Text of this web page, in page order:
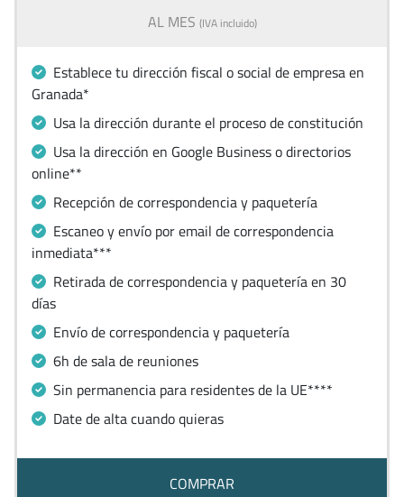
AL MES (IVA incluido)
Establece tu dirección fiscal o social de empresa en
Granada*
Usa la dirección durante el proceso de constitución
Usa la dirección en Google Business o directorios
online**
Recepción de correspondencia y paquetería
Escaneo y envío por email de correspondencia
inmediata***
Retirada de correspondencia y paquetería en 30
días
Envío de correspondencia y paquetería
6h de sala de reuniones
Sin permanencia para residentes de la UE****
Date de alta cuando quieras
COMPRAR